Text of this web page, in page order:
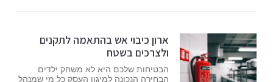
ארון כיבוי אש בהתאמה לתקנים
ולצרכים בשטח
הבטיחות שלכם היא לא משחק ילדים:
הבחירה הנכונה למיגון העסק כל מי שמנהל